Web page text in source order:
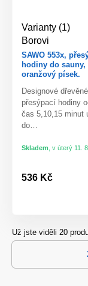
Varianty (1)
Borovi
SAWO 553x,
hodiny do sauny,
oranžový písek.
Designové dřevěné,
přesýpací hodiny
čas 5,10,15 minut
do…
Skladem v úterý 11.
536 Kč
Už jste viděli 20